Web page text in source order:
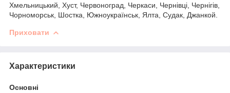
Хмельницький, Хуст, Червоноград, Черкаси, Чернівці, Чернігів,
Чорноморськ, Шостка, Южноукраїнськ, Ялта, Судак, Джанкой.
Приховати
Характеристики
Основні